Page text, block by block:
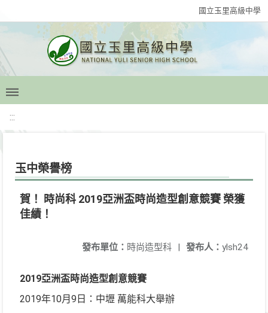
國立玉里高級中學
:::
玉中榮譽榜
賀！ 時尚科 2019亞洲盃時尚造型創意競賽 榮獲
佳績！
發布人： ylsh24
發布單位： 時尚造型科 |
2019亞洲盃時尚造型創意競賽
2019年10月9日：中壢 萬能科大舉辦